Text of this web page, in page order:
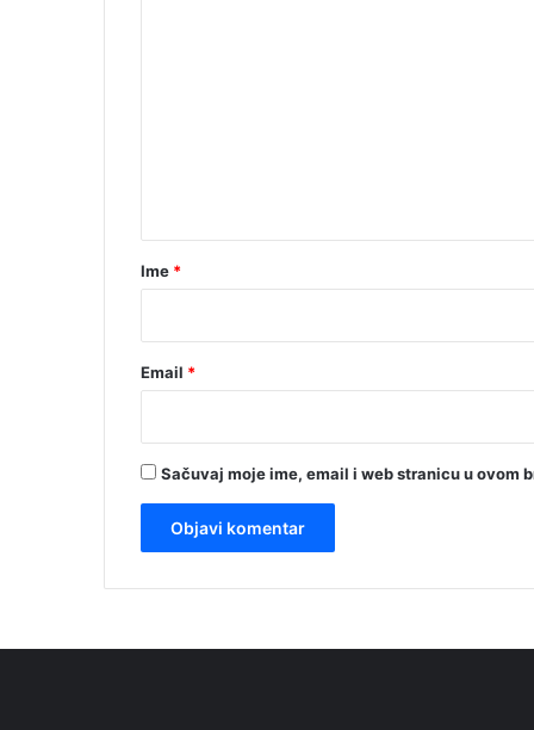
r
Ime *
Email *
Sačuvaj moje ime, email i web stranicu u ovom